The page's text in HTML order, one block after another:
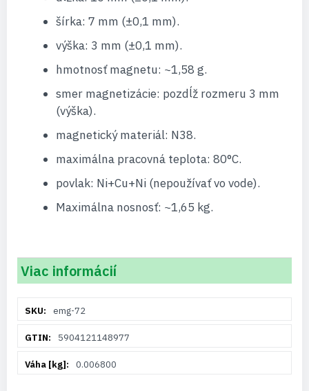
šírka: 7 mm (±0,1 mm).
výška: 3 mm (±0,1 mm).
hmotnosť magnetu: ~1,58 g.
smer magnetizácie: pozdĺž rozmeru 3 mm
(výška).
magnetický materiál: N38.
maximálna pracovná teplota: 80°C.
povlak: Ni+Cu+Ni (nepoužívať vo vode).
Maximálna nosnosť: ~1,65 kg.
Viac informácií
informáciíemg-72
5904121148977
0.006800